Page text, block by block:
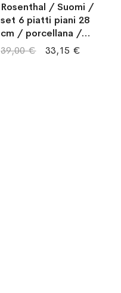
Rosenthal / Suomi /
set 6 piatti piani 28
cm / porcellana /
bianca
33,15 €
39,00 €